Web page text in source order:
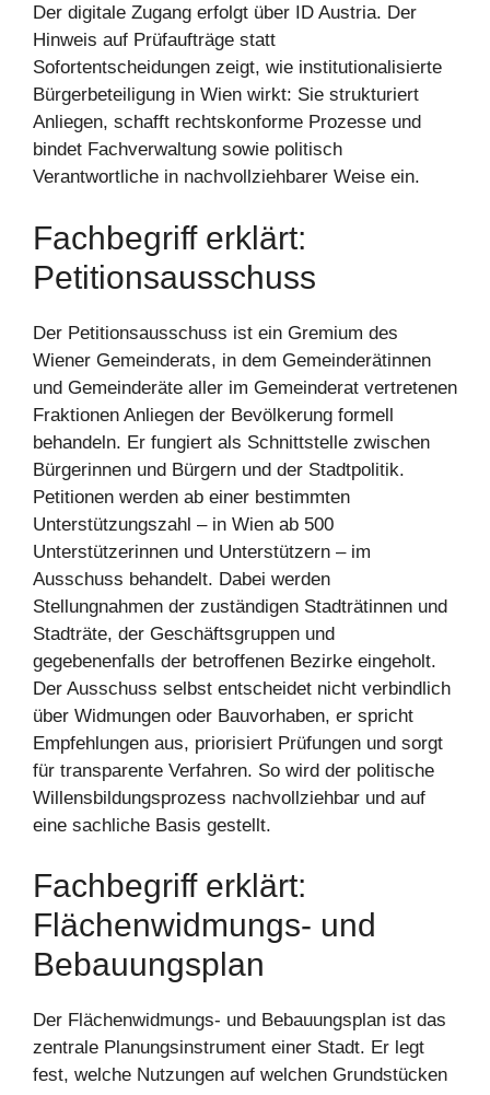
Der digitale Zugang erfolgt über ID Austria. Der
Hinweis auf Prüfaufträge statt
Sofortentscheidungen zeigt, wie institutionalisierte
Bürgerbeteiligung in Wien wirkt: Sie strukturiert
Anliegen, schafft rechtskonforme Prozesse und
bindet Fachverwaltung sowie politisch
Verantwortliche in nachvollziehbarer Weise ein.
Fachbegriff erklärt:
Petitionsausschuss
Der Petitionsausschuss ist ein Gremium des
Wiener Gemeinderats, in dem Gemeinderätinnen
und Gemeinderäte aller im Gemeinderat vertretenen
Fraktionen Anliegen der Bevölkerung formell
behandeln. Er fungiert als Schnittstelle zwischen
Bürgerinnen und Bürgern und der Stadtpolitik.
Petitionen werden ab einer bestimmten
Unterstützungszahl – in Wien ab 500
Unterstützerinnen und Unterstützern – im
Ausschuss behandelt. Dabei werden
Stellungnahmen der zuständigen Stadträtinnen und
Stadträte, der Geschäftsgruppen und
gegebenenfalls der betroffenen Bezirke eingeholt.
Der Ausschuss selbst entscheidet nicht verbindlich
über Widmungen oder Bauvorhaben, er spricht
Empfehlungen aus, priorisiert Prüfungen und sorgt
für transparente Verfahren. So wird der politische
Willensbildungsprozess nachvollziehbar und auf
eine sachliche Basis gestellt.
Fachbegriff erklärt:
Flächenwidmungs- und
Bebauungsplan
Der Flächenwidmungs- und Bebauungsplan ist das
zentrale Planungsinstrument einer Stadt. Er legt
fest, welche Nutzungen auf welchen Grundstücken